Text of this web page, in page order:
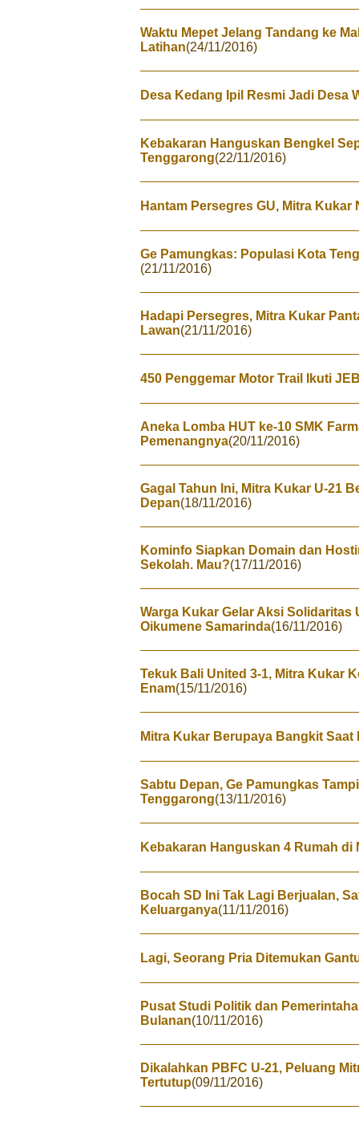
Waktu Mepet Jelang Tandang ke
Latihan(24/11/2016)
Desa Kedang Ipil Resmi Jadi Desa
Kebakaran Hanguskan Bengkel
Tenggarong(22/11/2016)
Hantam Persegres GU, Mitra Kukar
Ge Pamungkas: Populasi Kota
(21/11/2016)
Hadapi Persegres, Mitra Kukar
Lawan(21/11/2016)
450 Penggemar Motor Trail Ikuti
Aneka Lomba HUT ke-10 SMK
Pemenangnya(20/11/2016)
Gagal Tahun Ini, Mitra Kukar U-21
Depan(18/11/2016)
Kominfo Siapkan Domain dan
Sekolah. Mau?(17/11/2016)
Warga Kukar Gelar Aksi Solidaritas
Oikumene Samarinda(16/11/2016)
Tekuk Bali United 3-1, Mitra Kukar
Enam(15/11/2016)
Mitra Kukar Berupaya Bangkit
Sabtu Depan, Ge Pamungkas
Tenggarong(13/11/2016)
Kebakaran Hanguskan 4 Rumah di
Bocah SD Ini Tak Lagi Berjualan,
Keluarganya(11/11/2016)
Lagi, Seorang Pria Ditemukan
Pusat Studi Politik dan
Bulanan(10/11/2016)
Dikalahkan PBFC U-21, Peluang
Tertutup(09/11/2016)